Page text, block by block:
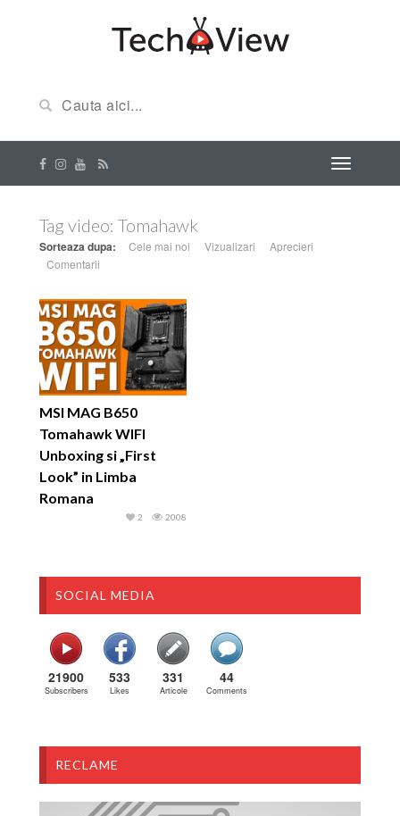
Tag video: Tomahawk
Sorteaza dupa: Cele mai noi Vizualizari
Aprecieri
Comentarii
MSI MAG B650
Tomahawk WIFI
Unboxing si „First
Look” in Limba
Romana
2008
2
SOCIAL MEDIA
21900
Subscribers
533
Likes
331
Articole
44
Comments
RECLAME